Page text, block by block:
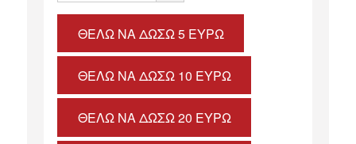
ΘΈΛΩ ΝΑ ΔΏΣΩ 5 ΕΥΡΏ
ΘΈΛΩ ΝΑ ΔΏΣΩ 10 ΕΥΡΏ
ΘΈΛΩ ΝΑ ΔΏΣΩ 20 ΕΥΡΏ